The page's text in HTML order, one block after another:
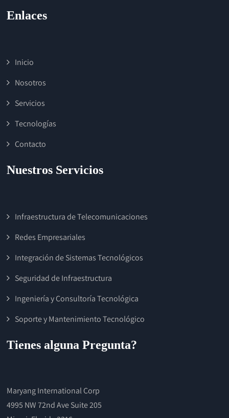
Enlaces
Inicio
Nosotros
Servicios
Tecnologías
Contacto
Nuestros Servicios
Infraestructura de Telecomunicaciones
Redes Empresariales
Integración de Sistemas Tecnológicos
Seguridad de Infraestructura
Ingeniería y Consultoría Tecnológica
Soporte y Mantenimiento Tecnológico
Tienes alguna Pregunta?
Maryang International Corp
4995 NW 72nd Ave Suite 205